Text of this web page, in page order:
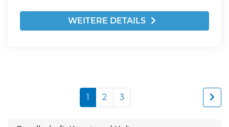
WEITERE DETAILS
1 2 3